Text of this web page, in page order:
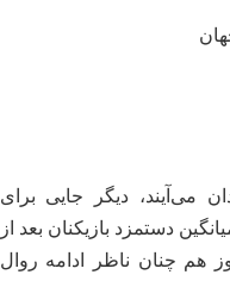
می‌آیند، دیگر جایی برای
دستمزد بازیکنان بعد از
هم چنان ناظر ادامه روال